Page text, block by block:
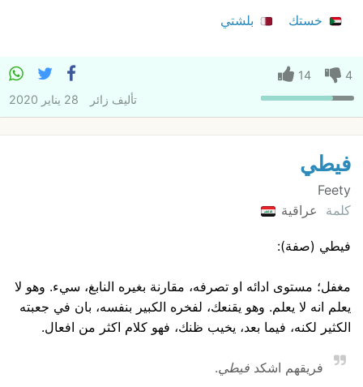
خستك
بلشتي
4
14
تأليف زائر 28 يناير 2020
فيطي
Feety
كلمة
عراقية
فيطي (صفة):
مغفل؛ مستوى ادائه او تصرفه، مقارنة بغيره النابغ، سيء. وهو لا
يعلم انه لا يعلم. وهو يقنعك، لفخره الكبير بنفسه، بان في جعبته
الكثير لكنه، فيما بعد، يخيب ظنك، فهو كلام اكثر من افعال.
فريقهم اشكد فيطي.